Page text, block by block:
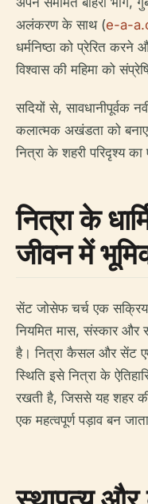
अलंकरण के साथ (e-a-
धर्मनिष्ठा को प्रेरित
विश्वास की महिमा को
सदियों से, सावधानीपूर्वक
कलात्मक अखंडता को
नित्रा के शहरी परिदृश्य
नित्रा के
जीवन में
सेंट जोसेफ चर्च एक सक्रिय
नियमित मास, संस्कार और
है। नित्रा कैसल और सेंट
स्थिति इसे नित्रा के
रखती है, जिससे यह शहर
एक महत्वपूर्ण पड़ाव बन